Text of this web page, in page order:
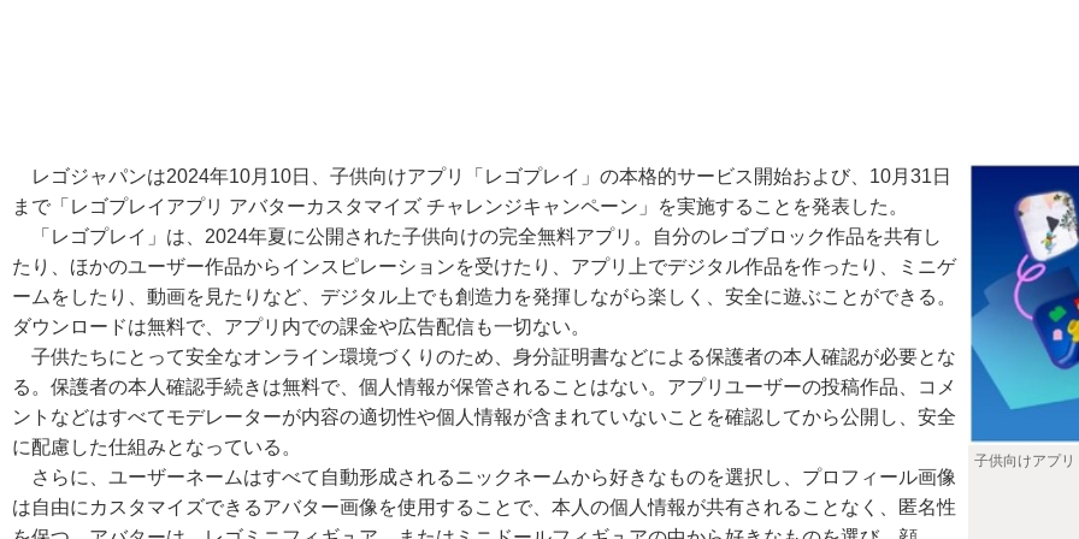
子供向けアプ
レゴジャパンは2024年10月10日、子供向けアプリ「レゴプレイ」の本格的サービス開始および、10月31日
まで「レゴプレイアプリ アバターカスタマイズ チャレンジキャンペーン」を実施することを発表した。
「レゴプレイ」は、2024年夏に公開された子供向けの完全無料アプリ。自分のレゴブロック作品を共有し
たり、ほかのユーザー作品からインスピレーションを受けたり、アプリ上でデジタル作品を作ったり、ミニゲ
ームをしたり、動画を見たりなど、デジタル上でも創造力を発揮しながら楽しく、安全に遊ぶことができる。
ダウンロードは無料で、アプリ内での課金や広告配信も一切ない。
子供たちにとって安全なオンライン環境づくりのため、身分証明書などによる保護者の本人確認が必要とな
る。保護者の本人確認手続きは無料で、個人情報が保管されることはない。アプリユーザーの投稿作品、コメ
ントなどはすべてモデレーターが内容の適切性や個人情報が含まれていないことを確認してから公開し、安全
に配慮した仕組みとなっている。
さらに、ユーザーネームはすべて自動形成されるニックネームから好きなものを選択し、プロフィール画像
は自由にカスタマイズできるアバター画像を使用することで、本人の個人情報が共有されることなく、匿名性